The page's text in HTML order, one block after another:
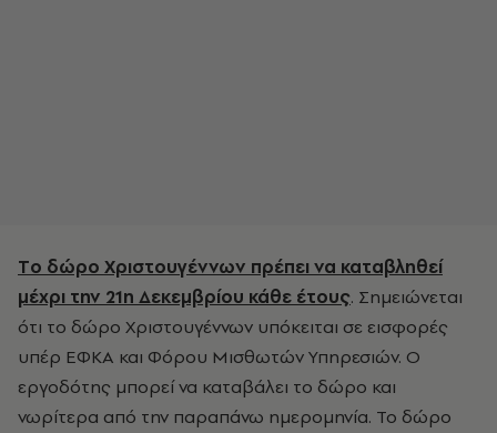
Tο δώρο Χριστουγέννων πρέπει να καταβληθεί
μέχρι την 21η Δεκεμβρίου κάθε έτους. Σημειώνεται
ότι το δώρο Χριστουγέννων υπόκειται σε εισφορές
υπέρ ΕΦΚΑ και Φόρου Μισθωτών Υπηρεσιών. Ο
εργοδότης μπορεί να καταβάλει το δώρο και
νωρίτερα από την παραπάνω ημερομηνία. Το δώρο